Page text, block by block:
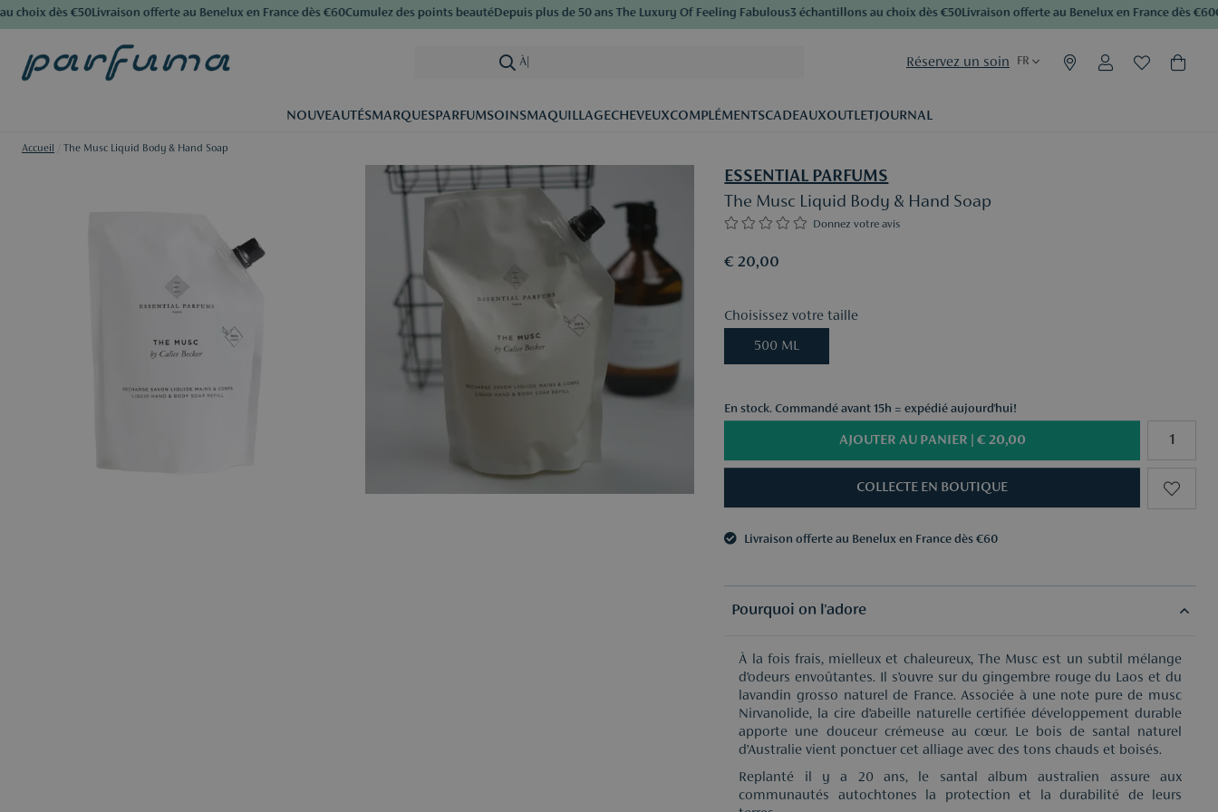
dès €50 Livraison offerte au Benelux en France dès €60 Cumulez des points beautéDepuis plus de 50 ans The Luxury Of Feeling Fabulous3 échantillons au choix dès €50 Livraison offerte au Benelux en France dès €60
À la reche Réservez un soin FR
NOUVEAUTÉSMARQUESPARFUMSOINSMAQUILLAGECHEVEUXCOMPLÉMENTSCADEAUXOUTLETJOURNAL
Accueil The Musc Liquid Body & Hand Soap
ESSENTIAL PARFUMS
The Musc Liquid Body & Hand Soap
Donnez votre avis
€ 20,00
Choisissez votre taille
500 ML
En stock. Commandé avant 15h = expédié aujourd'hui!
AJOUTER AU PANIER | € 20,00
COLLECTE EN BOUTIQUE
Livraison offerte au Benelux en France dès €60
Pourquoi on l'adore
À la fois frais, mielleux et chaleureux, The Musc est un subtil mélange
d’odeurs envoûtantes. Il s’ouvre sur du gingembre rouge du Laos et du
lavandin grosso naturel de France. Associée à une note pure de musc
Nirvanolide, la cire d’abeille naturelle certifiée développement durable
apporte une douceur crémeuse au cœur. Le bois de santal naturel
d’Australie vient ponctuer cet alliage avec des tons chauds et boisés.
Replanté il y a 20 ans, le santal album australien assure aux
communautés autochtones la protection et la durabilité de leurs